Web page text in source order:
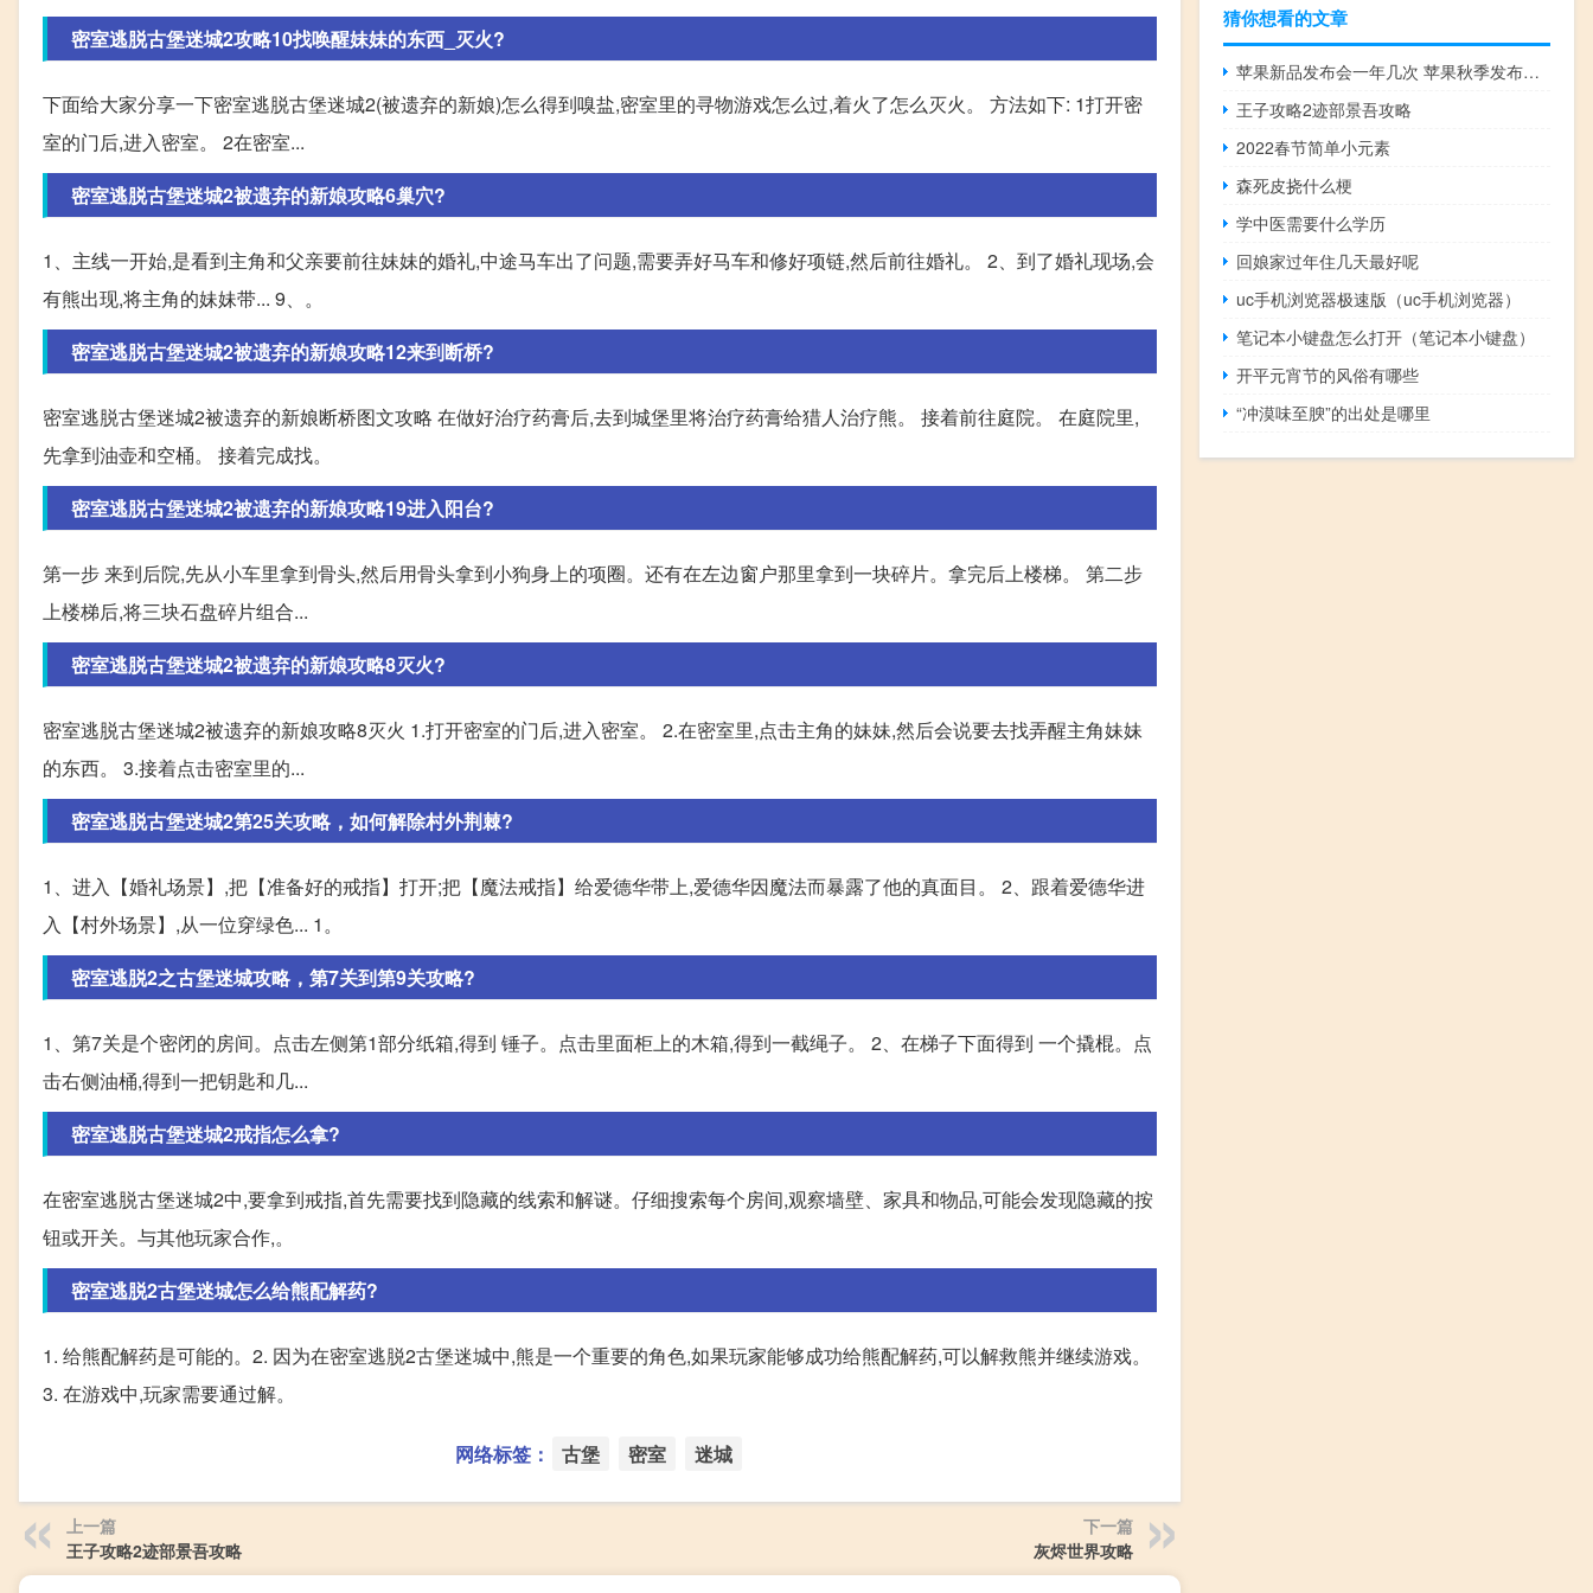
密室逃脱古堡迷城2攻略10找唤醒妹妹的东西_灭火?
下面给大家分享一下密室逃脱古堡迷城2(被遗弃的新娘)怎么得到嗅盐,密室里的寻物游戏怎么过,着火了怎么灭火。 方法如下: 1打开密
室的门后,进入密室。 2在密室...
密室逃脱古堡迷城2被遗弃的新娘攻略6巢穴?
1、主线一开始,是看到主角和父亲要前往妹妹的婚礼,中途马车出了问题,需要弄好马车和修好项链,然后前往婚礼。 2、到了婚礼现场,会
有熊出现,将主角的妹妹带... 9、。
密室逃脱古堡迷城2被遗弃的新娘攻略12来到断桥?
密室逃脱古堡迷城2被遗弃的新娘断桥图文攻略 在做好治疗药膏后,去到城堡里将治疗药膏给猎人治疗熊。 接着前往庭院。 在庭院里,
先拿到油壶和空桶。 接着完成找。
密室逃脱古堡迷城2被遗弃的新娘攻略19进入阳台?
第一步 来到后院,先从小车里拿到骨头,然后用骨头拿到小狗身上的项圈。还有在左边窗户那里拿到一块碎片。拿完后上楼梯。 第二步
上楼梯后,将三块石盘碎片组合...
密室逃脱古堡迷城2被遗弃的新娘攻略8灭火?
密室逃脱古堡迷城2被遗弃的新娘攻略8灭火 1.打开密室的门后,进入密室。 2.在密室里,点击主角的妹妹,然后会说要去找弄醒主角妹妹
的东西。 3.接着点击密室里的...
密室逃脱古堡迷城2第25关攻略，如何解除村外荆棘?
1、进入【婚礼场景】,把【准备好的戒指】打开;把【魔法戒指】给爱德华带上,爱德华因魔法而暴露了他的真面目。 2、跟着爱德华进
入【村外场景】,从一位穿绿色... 1。
密室逃脱2之古堡迷城攻略，第7关到第9关攻略?
1、第7关是个密闭的房间。点击左侧第1部分纸箱,得到 锤子。点击里面柜上的木箱,得到一截绳子。 2、在梯子下面得到 一个撬棍。点
击右侧油桶,得到一把钥匙和几...
密室逃脱古堡迷城2戒指怎么拿?
在密室逃脱古堡迷城2中,要拿到戒指,首先需要找到隐藏的线索和解谜。仔细搜索每个房间,观察墙壁、家具和物品,可能会发现隐藏的按
钮或开关。与其他玩家合作,。
密室逃脱2古堡迷城怎么给熊配解药?
1. 给熊配解药是可能的。2. 因为在密室逃脱2古堡迷城中,熊是一个重要的角色,如果玩家能够成功给熊配解药,可以解救熊并继续游戏。
3. 在游戏中,玩家需要通过解。
网络标签： 古堡 密室 迷城
上一篇
王子攻略2迹部景吾攻略
下一篇
灰烬世界攻略
猜你想看的文章
苹果新品发布会一年几次 苹果秋季发布会日期曝光
王子攻略2迹部景吾攻略
2022春节简单小元素
森死皮挠什么梗
学中医需要什么学历
回娘家过年住几天最好呢
uc手机浏览器极速版（uc手机浏览器）
笔记本小键盘怎么打开（笔记本小键盘）
开平元宵节的风俗有哪些
“冲漠味至腴”的出处是哪里